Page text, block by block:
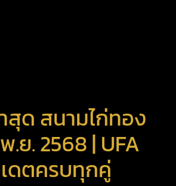
สุด สนามไก่ทอง
.ย. 2568 | UFA
ดตครบทุกคู่